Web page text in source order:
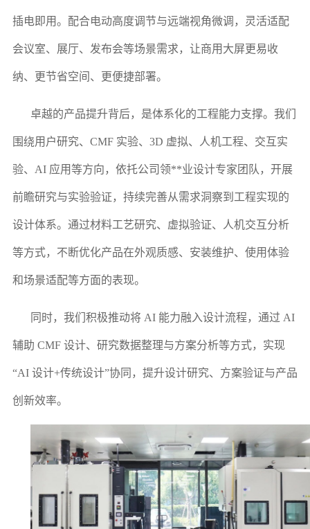
插电即用。配合电动高度调节与远端视角微调，灵活适配
会议室、展厅、发布会等场景需求，让商用大屏更易收
纳、更节省空间、更便捷部署。
卓越的产品提升背后，是体系化的工程能力支撑。我们
围绕用户研究、CMF 实验、3D 虚拟、人机工程、交互实
验、AI 应用等方向，依托公司领**业设计专家团队，开展
前瞻研究与实验验证，持续完善从需求洞察到工程实现的
设计体系。通过材料工艺研究、虚拟验证、人机交互分析
等方式，不断优化产品在外观质感、安装维护、使用体验
和场景适配等方面的表现。
同时，我们积极推动将 AI 能力融入设计流程，通过 AI
辅助 CMF 设计、研究数据整理与方案分析等方式，实现
“AI 设计+传统设计”协同，提升设计研究、方案验证与产品
创新效率。